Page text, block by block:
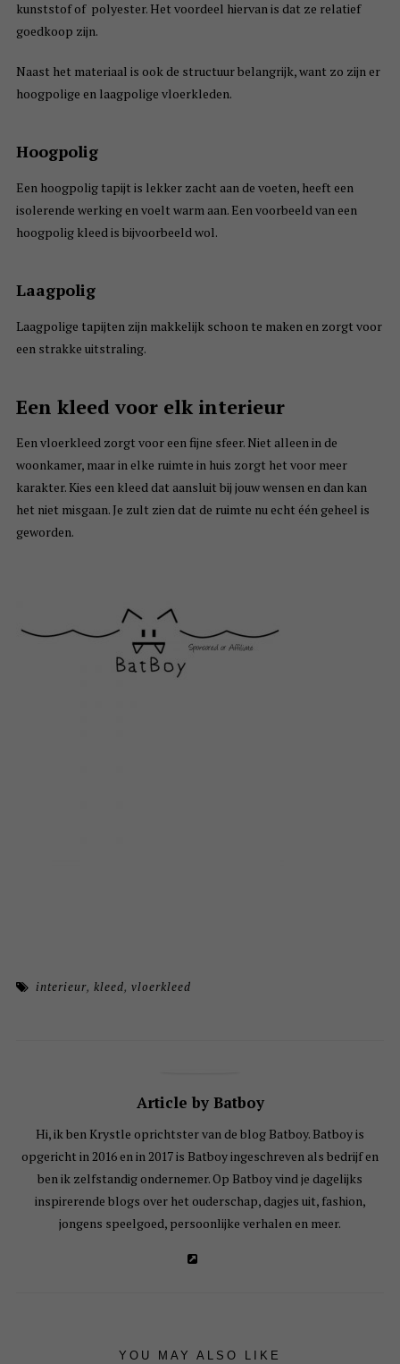
kunststof of polyester. Het voordeel hiervan is dat ze relatief
goedkoop zijn.
Naast het materiaal is ook de structuur belangrijk, want zo zijn er
hoogpolige en laagpolige vloerkleden.
Hoogpolig
Een hoogpolig tapijt is lekker zacht aan de voeten, heeft een
isolerende werking en voelt warm aan. Een voorbeeld van een
hoogpolig kleed is bijvoorbeeld wol.
Laagpolig
Laagpolige tapijten zijn makkelijk schoon te maken en zorgt voor
een strakke uitstraling.
Een kleed voor elk interieur
Een vloerkleed zorgt voor een fijne sfeer. Niet alleen in de
woonkamer, maar in elke ruimte in huis zorgt het voor meer
karakter. Kies een kleed dat aansluit bij jouw wensen en dan kan
het niet misgaan. Je zult zien dat de ruimte nu echt één geheel is
geworden.
interieur,kleed,vloerkleed
Article by Batboy
Hi, ik ben Krystle oprichtster van de blog Batboy. Batboy is
opgericht in 2016 en in 2017 is Batboy ingeschreven als bedrijf en
ben ik zelfstandig ondernemer. Op Batboy vind je dagelijks
inspirerende blogs over het ouderschap, dagjes uit, fashion,
jongens speelgoed, persoonlijke verhalen en meer.
YOU MAY ALSO LIKE